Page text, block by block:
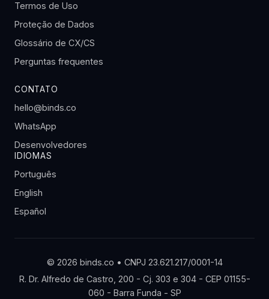
Termos de Uso
Proteção de Dados
Glossário de CX/CS
Perguntas frequentes
CONTATO
hello@binds.co
WhatsApp
Desenvolvedores
IDIOMAS
Português
English
Español
© 2026 binds.co • CNPJ 23.621.217/0001-14
R. Dr. Alfredo de Castro, 200 - Cj. 303 e 304 - CEP 01155-
060 - Barra Funda - SP